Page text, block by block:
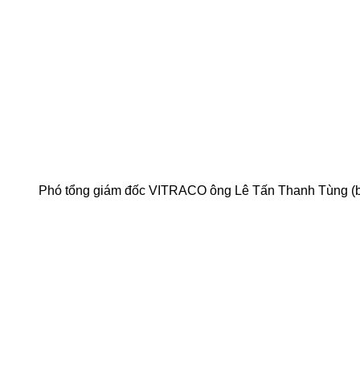
Phó tổng giám đốc VITRACO ông Lê Tấn Thanh Tùng